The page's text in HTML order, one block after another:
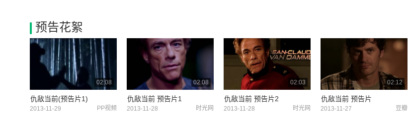
预告花絮
02:08
仇敌当前(预告片1)
2013-11-29 PP视频
02:08
仇敌当前 预告片1
2013-11-28 时光网
02:03
仇敌当前 预告片2
2013-11-28 时光网
02:12
仇敌当前 预告片
2013-11-27 豆瓣